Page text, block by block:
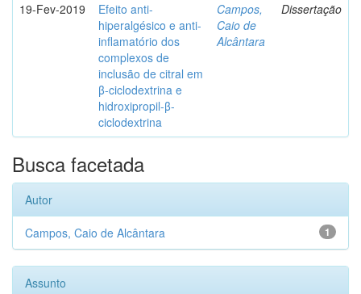
19-Fev-2019
Efeito anti-
hiperalgésico e anti-
inflamatório dos
complexos de
inclusão de citral em
β-ciclodextrina e
hidroxipropil-β-
ciclodextrina
Campos,
Caio de
Alcântara
Dissertação
Busca facetada
Autor
1
Campos, Caio de Alcântara
Assunto